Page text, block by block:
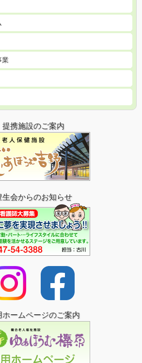
業
提携施設のご案内
生会からのお知らせ
ホームページのご案内